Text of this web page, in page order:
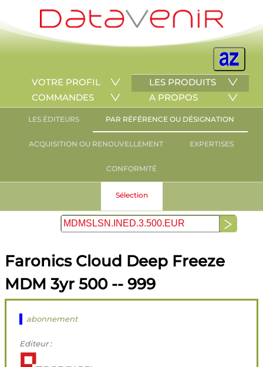
VOTRE PROFIL
LES PRODUITS
COMMANDES
A PROPOS
LES ÉDITEURS PAR RÉFÉRENCE OU DÉSIGNATION
ACQUISITION OU RENOUVELLEMENT EXPERTISES
CONFORMITÉ
Sélection
Faronics Cloud Deep Freeze
MDM 3yr 500 -- 999
abonnement
Editeur :